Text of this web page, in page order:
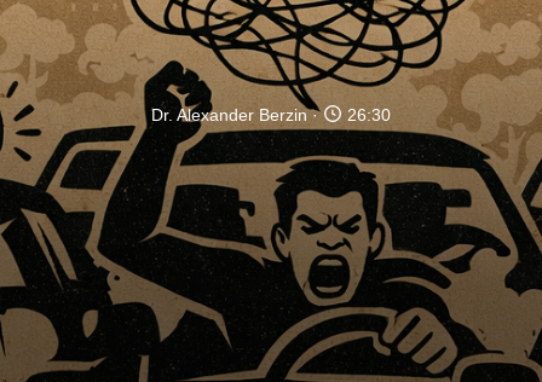
Dr. Alexander Berzin 26:30